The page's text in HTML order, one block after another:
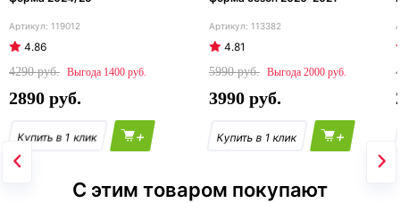
119012
4.86
4290
1400
2890
+
113382
4.81
5990
2000
3990
+
С этим товаром покупают